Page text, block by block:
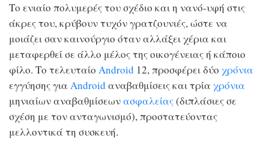
Το ενιαίο πολυμερές του σχέδιο και η νανό-υφή στις
άκρες του, κρύβουν τυχόν γρατζουνιές, ώστε να
μοιάζει σαν καινούργιο όταν αλλάξει χέρια και
μεταφερθεί σε άλλο μέλος της οικογένειας ή κάποιο
φίλο. Το τελευταίο Android 12, προσφέρει δύο χρόνια
εγγύησης για Android αναβαθμίσεις και τρία χρόνια
μηνιαίων αναβαθμίσεωνασφαλείας(διπλάσιες σε
σχέση με τον ανταγωνισμό), προστατεύοντας
μελλοντικά τη συσκευή.